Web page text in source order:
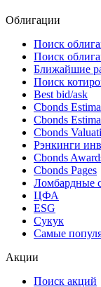
54263931
Облигации
Поиск
Поиск
Ближайшие
Поиск
Best bid/ask
Cbonds
Cbonds
Cbonds
Рэнкинги
Cbonds Awards
Cbonds Pages
Ломбардные
ESG
Самые